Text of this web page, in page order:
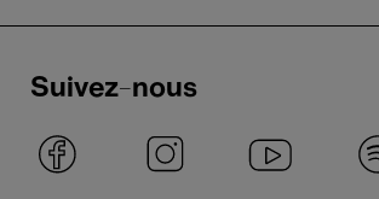
Suivez-nous